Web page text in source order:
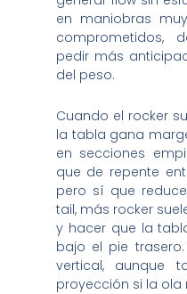
en maniobras
comprometidos,
pedir más
del peso.
Cuando el rocker
la tabla gana
en secciones
que de repente
pero sí que
tail, más rocker
y hacer que la
bajo el pie
vertical, aunque
proyección si la ola